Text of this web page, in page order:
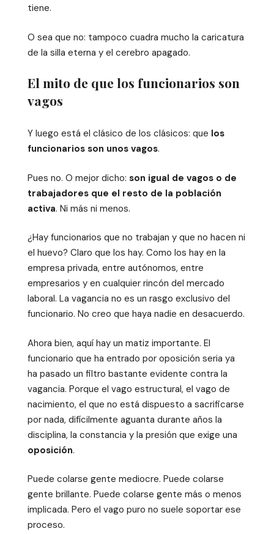
tiene.
O sea que no: tampoco cuadra mucho la caricatura
de la silla eterna y el cerebro apagado.
El mito de que los funcionarios son
vagos
Y luego está el clásico de los clásicos: que los
funcionarios son unos vagos.
Pues no. O mejor dicho: son igual de vagos o de
trabajadores que el resto de la población
activa. Ni más ni menos.
¿Hay funcionarios que no trabajan y que no hacen ni
el huevo? Claro que los hay. Como los hay en la
empresa privada, entre autónomos, entre
empresarios y en cualquier rincón del mercado
laboral. La vagancia no es un rasgo exclusivo del
funcionario. No creo que haya nadie en desacuerdo.
Ahora bien, aquí hay un matiz importante. El
funcionario que ha entrado por oposición seria ya
ha pasado un filtro bastante evidente contra la
vagancia. Porque el vago estructural, el vago de
nacimiento, el que no está dispuesto a sacrificarse
por nada, difícilmente aguanta durante años la
disciplina, la constancia y la presión que exige una
oposición.
Puede colarse gente mediocre. Puede colarse
gente brillante. Puede colarse gente más o menos
implicada. Pero el vago puro no suele soportar ese
proceso.